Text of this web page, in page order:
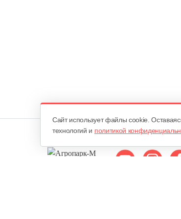
Cайт использует файлы cookie.
технологий и политикой